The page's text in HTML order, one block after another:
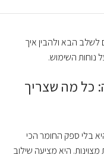
הבא ולהבין איך
נוחות השימוש.
כל מה שצריך
בלי ספק החומר הכי
היא מציעה שילוב